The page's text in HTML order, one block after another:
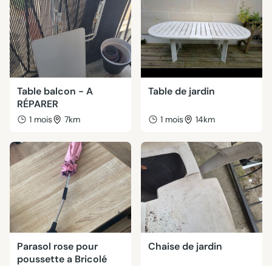
Table balcon - A
RÉPARER
1 mois 7km
Table de jardin
1 mois 14km
Parasol rose pour
poussette a Bricolé
Chaise de jardin